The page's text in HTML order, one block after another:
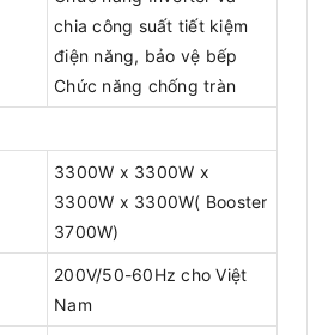
chia công suất tiết kiệm
điện năng, bảo vệ bếp
Chức năng chống tràn
3300W x 3300W x
3300W x 3300W( Booster
3700W)
200V/50-60Hz cho Việt
Nam